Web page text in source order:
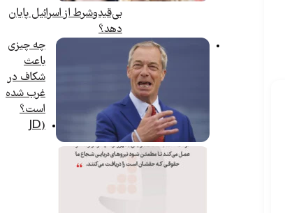
بی‌قیدوشرط از اسرائیل پایان
دهد؟
چه چیزی
باعث
شکاف در
غرب شده
است؟
(JD